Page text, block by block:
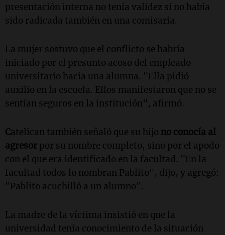
presentación interna no tenía validez si no había
sido radicada también en una comisaría.
La mujer sostuvo que el conflicto se habría
iniciado por el presunto acoso del empleado
universitario hacia una alumna. "Ella pidió
auxilio en la escuela. Ellos manifestaron que no se
sentían seguros en la institución", afirmó.
Catelican también señaló que su hijo no conocía al
agresor por su nombre completo, sino por el apodo
con el que era identificado en la facultad. "En la
facultad todos lo nombran Pablito", dijo, y agregó:
"Pablito acuchilló a un alumno".
La madre de la víctima insistió en que la
universidad tenía conocimiento de la situación